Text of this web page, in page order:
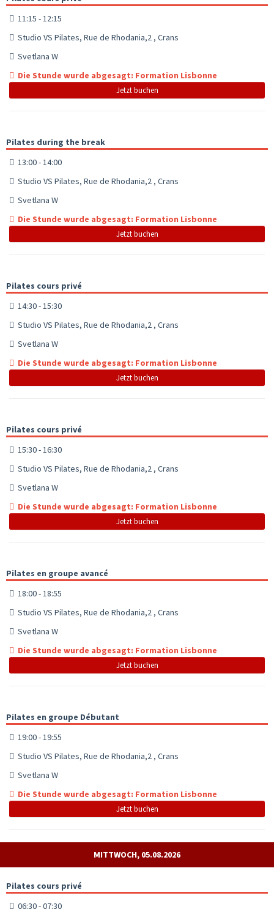
11:15 - 12:15
Studio VS Pilates, Rue de Rhodania,2 , Crans
Svetlana W
Die Stunde wurde abgesagt: Formation Lisbonne
Jetzt buchen
Pilates during the break
13:00 - 14:00
Studio VS Pilates, Rue de Rhodania,2 , Crans
Svetlana W
Die Stunde wurde abgesagt: Formation Lisbonne
Jetzt buchen
Pilates cours privé
14:30 - 15:30
Studio VS Pilates, Rue de Rhodania,2 , Crans
Svetlana W
Die Stunde wurde abgesagt: Formation Lisbonne
Jetzt buchen
Pilates cours privé
15:30 - 16:30
Studio VS Pilates, Rue de Rhodania,2 , Crans
Svetlana W
Die Stunde wurde abgesagt: Formation Lisbonne
Jetzt buchen
Pilates en groupe avancé
18:00 - 18:55
Studio VS Pilates, Rue de Rhodania,2 , Crans
Svetlana W
Die Stunde wurde abgesagt: Formation Lisbonne
Jetzt buchen
Pilates en groupe Débutant
19:00 - 19:55
Studio VS Pilates, Rue de Rhodania,2 , Crans
Svetlana W
Die Stunde wurde abgesagt: Formation Lisbonne
Jetzt buchen
MITTWOCH, 05.08.2026
Pilates cours privé
06:30 - 07:30